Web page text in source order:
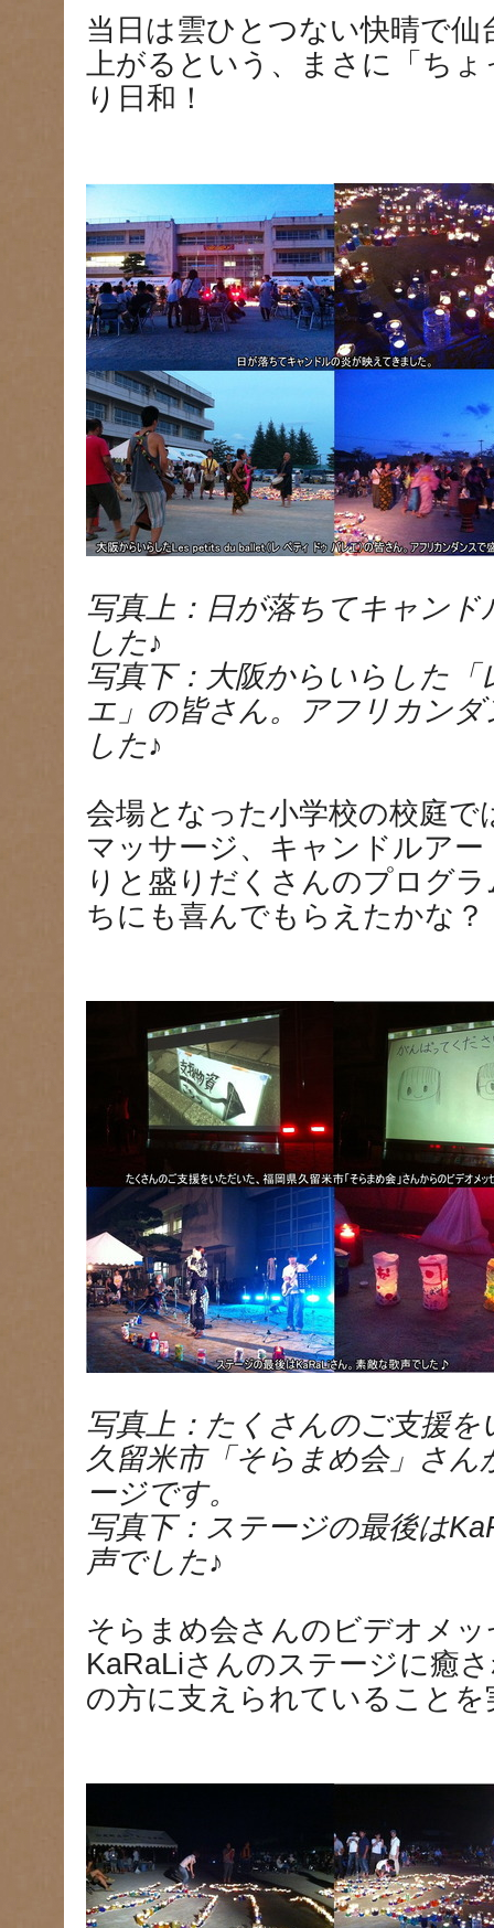
当日は雲ひとつない快晴で
上がるという、まさに「ち
り日和！
写真上：日が落ちてキャン
した♪
写真下：大阪からいらした
エ」の皆さん。アフリカン
した♪
会場となった小学校の校庭で
マッサージ、キャンドルア
りと盛りだくさんのプログ
ちにも喜んでもらえたかな？
写真上：たくさんのご支援を
久留米市「そらまめ会」さ
ージです。
写真下：ステージの最後は
声でした♪
そらまめ会さんのビデオメ
KaRaLiさんのステージに癒
の方に支えられていることを